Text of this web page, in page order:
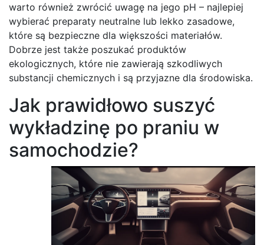
warto również zwrócić uwagę na jego pH – najlepiej
wybierać preparaty neutralne lub lekko zasadowe,
które są bezpieczne dla większości materiałów.
Dobrze jest także poszukać produktów
ekologicznych, które nie zawierają szkodliwych
substancji chemicznych i są przyjazne dla środowiska.
Jak prawidłowo suszyć
wykładzinę po praniu w
samochodzie?